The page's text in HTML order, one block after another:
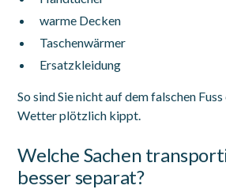
warme Decken
Taschenwärmer
Ersatzkleidung
So sind Sie nicht auf dem falschen
Wetter plötzlich kippt.
Welche Sachen
besser separat?